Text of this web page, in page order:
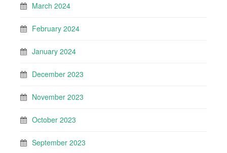
March 2024
February 2024
January 2024
December 2023
November 2023
October 2023
September 2023